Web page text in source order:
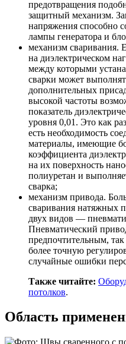
предотвращения
защитный механизм.
напряжения способно
лампы генератора и
механизм сваривания.
на диэлектрическом
между которыми
сварки может
дополнительных
высокой частоты
показатель
уровня 0,01. Это как
есть необходимость
материалы, имеющие
коэффициента
на их поверхность
полиуретан и
сварка;
механизм привода.
сваривания натяжных
двух видов —
Пневматический
предпочтительным,
более точную
случайные ошибки
Также читайте:
потолков.
Область